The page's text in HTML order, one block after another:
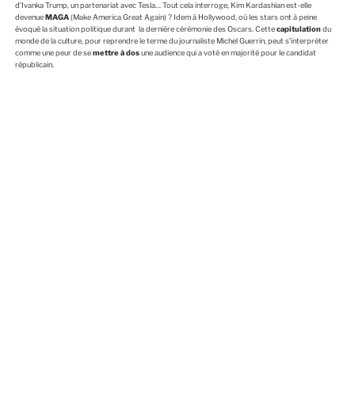
d’Ivanka Trump, un partenariat avec Tesla… Tout cela interroge, Kim Kardashian est-elle
devenueMAGA(Make America Great Again) ? Idem à Hollywood, où les stars ont à peine
évoqué la situation politique durant la dernière cérémonie des Oscars. Cettecapitulationdu
monde de la culture, pour reprendre le terme du journaliste Michel Guerrin, peut s’interpréter
comme une peur de semettre à dosune audience qui a voté en majorité pour le candidat
républicain.